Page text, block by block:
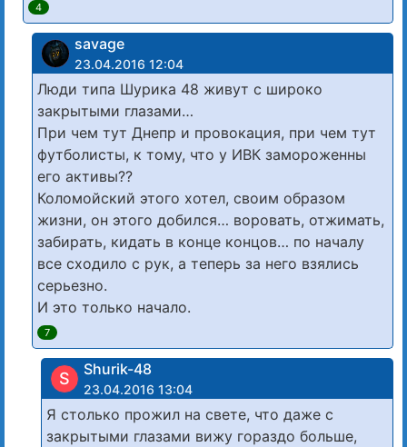
4
savage
23.04.2016 12:04
Люди типа Шурика 48 живут с широко
закрытыми глазами…
При чем тут Днепр и провокация, при чем тут
футболисты, к тому, что у ИВК замороженны
его активы??
Коломойский этого хотел, своим образом
жизни, он этого добился… воровать, отжимать,
забирать, кидать в конце концов… по началу
все сходило с рук, а теперь за него взялись
серьезно.
И это только начало.
7
S Shurik-48
23.04.2016 13:04
Я столько прожил на свете, что даже с
закрытыми глазами вижу гораздо больше,